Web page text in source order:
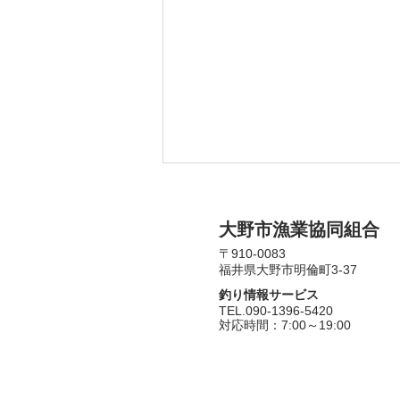
​大野市漁業協同組合
〒910-0083​
福井県大野市明倫町3-37
釣り情報サービス
​TEL.090-1396-5420
​対応時間：7:00～19:00